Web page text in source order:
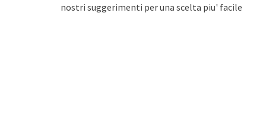
nostri suggerimenti per una scelta piu' facile